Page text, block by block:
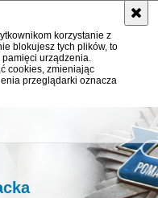
korzystanie z
blokujesz tych plików, to
urządzenia.
cookies, zmieniając
przeglądarki oznacza